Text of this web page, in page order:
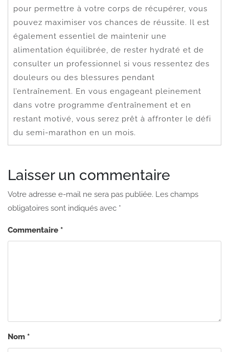
pour permettre à votre corps de récupérer, vous
pouvez maximiser vos chances de réussite. Il est
également essentiel de maintenir une
alimentation équilibrée, de rester hydraté et de
consulter un professionnel si vous ressentez des
douleurs ou des blessures pendant
l’entraînement. En vous engageant pleinement
dans votre programme d’entraînement et en
restant motivé, vous serez prêt à affronter le défi
du semi-marathon en un mois.
Laisser un commentaire
Votre adresse e-mail ne sera pas publiée. Les champs
obligatoires sont indiqués avec *
Commentaire *
Nom *